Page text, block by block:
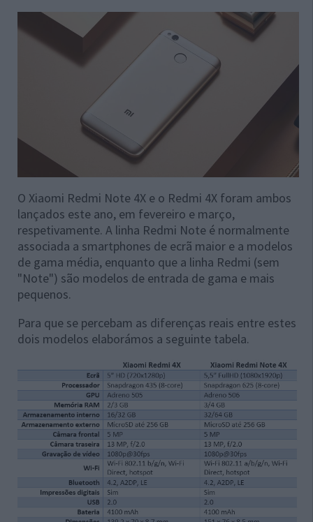
O Xiaomi Redmi Note 4X e o Redmi 4X foram ambos
lançados este ano, em fevereiro e março,
respetivamente. A linha Redmi Note é normalmente
associada a smartphones de ecrã maior e a modelos
de gama média, enquanto que a linha Redmi (sem
"Note") são modelos de entrada de gama e mais
pequenos.
Para que se percebam as diferenças reais entre estes
dois modelos elaborámos a seguinte tabela.